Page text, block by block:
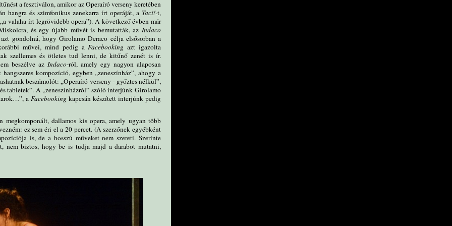
a fesztiválon, amikor az Operaíró verseny keretében
hangra és szimfonikus zenekarra írt operáját, a Taci!-t,
valaha írt legrövidebb opera”). A következő évben már
és egy újabb művét is bemutatták, az Indaco
gondolná, hogy Girolamo Deraco célja elsősorban a
művei, mind pedig aFacebookingazt igazolta
szellemes és ötletes tud lenni, de kitűnő zenét is ír.
beszélve az Indaco-ról, amely egy nagyon alaposan
kompozíció, egyben „zeneszínház”, ahogy a
beszámolót: „Operaíró verseny - győztes nélkül”,
tabletek”. A „zeneszínházról” szóló interjúnk Girolamo
a Facebooking kapcsán készített interjúnk pedig
megkomponált, dallamos kis opera, amely ugyan több
ez sem éri el a 20 percet. (A szerzőnek egyébként
is, de a hosszú műveket nem szereti. Szerinte
nem biztos, hogy be is tudja majd a darabot mutatni,